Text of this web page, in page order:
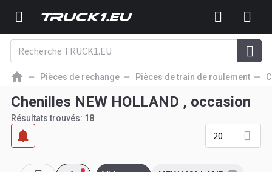
Pièces de rechange Pièces de train de roulement
Chenilles NEW HOLLAND , occasion
Résultats trouvés: 18
20